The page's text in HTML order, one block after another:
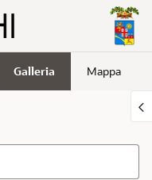
Galleria Mappa